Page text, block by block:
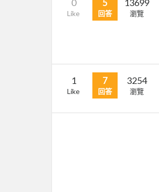
0
Like
5
回答
13699
瀏覽
1
Like
7
回答
3254
瀏覽